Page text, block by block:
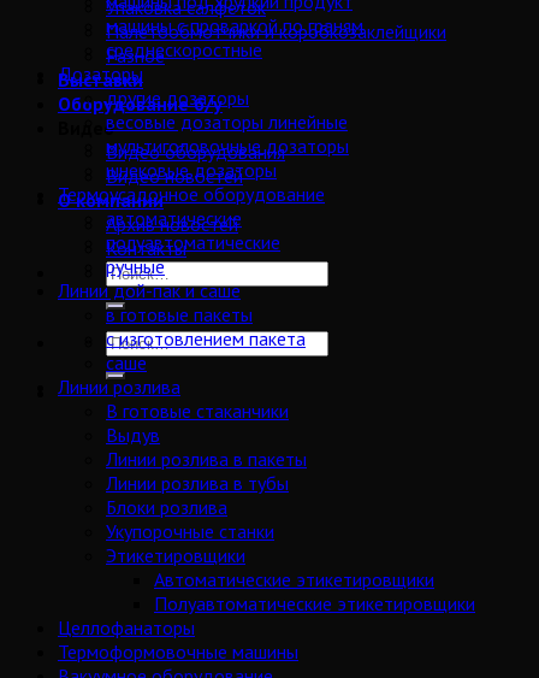
Упаковка салфеток
Палетообмотчики и коробкозаклейщики
Разное
Выставки
Оборудование б/у
Видео
Видео оборудования
Видео новостей
О компании
Архив новостей
Контакты
машины с проваркой по граням
среднескоростные
Дозаторы
другие дозаторы
весовые дозаторы линейные
мультиголовочные дозаторы
шнековые дозаторы
Термоусадочное оборудование
автоматические
полуавтоматические
ручные
Линии дой-пак и саше
в готовые пакеты
с изготовлением пакета
саше
Линии розлива
В готовые стаканчики
Выдув
Линии розлива в пакеты
Линии розлива в тубы
Блоки розлива
Укупорочные станки
Этикетировщики
Автоматические этикетировщики
Полуавтоматические этикетировщики
Целлофанаторы
Термоформовочные машины